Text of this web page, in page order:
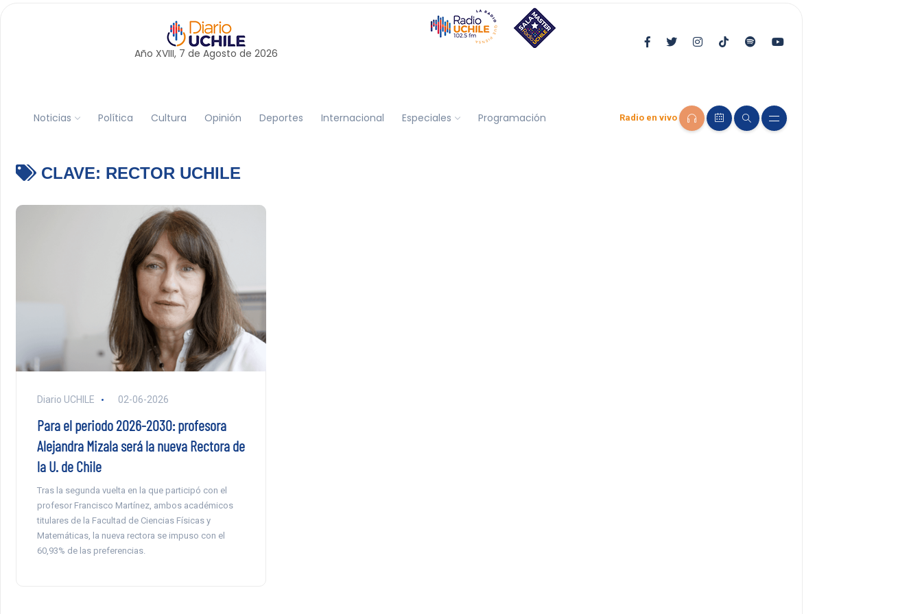
Año XVIII, 7 de Agosto de 2026
Noticias Política Cultura Opinión Deportes Internacional Especiales Programación Radio en vivo
CLAVE: RECTOR UCHILE
Diario UCHILE 02-06-2026
Para el periodo 2026-2030: profesora
Alejandra Mizala será la nueva Rectora de
la U. de Chile
Tras la segunda vuelta en la que participó con el
profesor Francisco Martínez, ambos académicos
titulares de la Facultad de Ciencias Físicas y
Matemáticas, la nueva rectora se impuso con el
60,93% de las preferencias.